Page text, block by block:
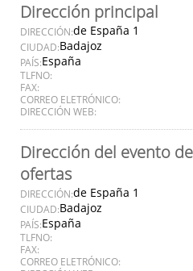
Dirección principal
DIRECCIÓN:de España 1
CIUDAD:Badajoz
PAÍS:España
TLFNO:
FAX:
CORREO ELETRÓNICO:
DIRECCIÓN WEB:
Dirección del evento
ofertas
DIRECCIÓN:de España 1
CIUDAD:Badajoz
PAÍS:España
TLFNO:
FAX:
CORREO ELETRÓNICO: